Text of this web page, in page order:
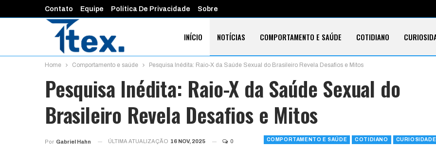
Contato Equipe Política De Privacidade Sobre
INÍCIO NOTÍCIAS COMPORTAMENTO E SAÚDE COTIDIANO
Home Comportamento e saúde Pesquisa Inédita: Raio-X da Saúde Sexual do Brasileiro Revela Desafios e Mitos
Pesquisa Inédita: Raio-X da Saúde Sexual do
Brasileiro Revela Desafios e Mitos
COMPORTAMENTO E SAÚDE COTIDIANO
Por Gabriel Hahn ÚLTIMA ATUALIZAÇÃO 16 NOV, 2025 0